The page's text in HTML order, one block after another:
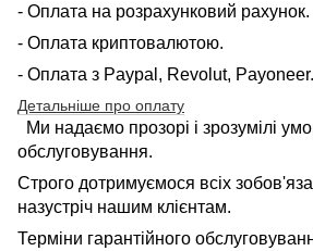
- Оплата на розрахунковий рахунок.
- Оплата криптовалютою.
- Оплата з Paypal, Revolut, Payoneer.
Детальніше про оплату
Ми надаємо прозорі і зрозумілі
обслуговування.
Строго дотримуємося всіх
назустріч нашим клієнтам.
Терміни гарантійного